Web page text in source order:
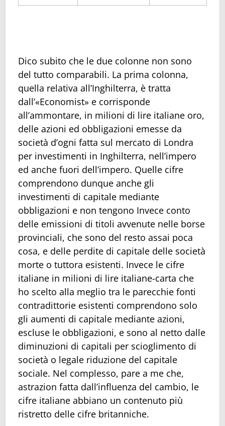
Dico subito che le due colonne non sono
del tutto comparabili. La prima colonna,
quella relativa all’Inghilterra, è tratta
dall’«Economist» e corrisponde
all’ammontare, in milioni di lire italiane oro,
delle azioni ed obbligazioni emesse da
società d’ogni fatta sul mercato di Londra
per investimenti in Inghilterra, nell’impero
ed anche fuori dell’impero. Quelle cifre
comprendono dunque anche gli
investimenti di capitale mediante
obbligazioni e non tengono Invece conto
delle emissioni di titoli avvenute nelle borse
provinciali, che sono del resto assai poca
cosa, e delle perdite di capitale delle società
morte o tuttora esistenti. Invece le cifre
italiane in milioni di lire italiane-carta che
ho scelto alla meglio tra le parecchie fonti
contradittorie esistenti comprendono solo
gli aumenti di capitale mediante azioni,
escluse le obbligazioni, e sono al netto dalle
diminuzioni di capitali per scioglimento di
società o legale riduzione del capitale
sociale. Nel complesso, pare a me che,
astrazion fatta dall’influenza del cambio, le
cifre italiane abbiano un contenuto più
ristretto delle cifre britanniche.